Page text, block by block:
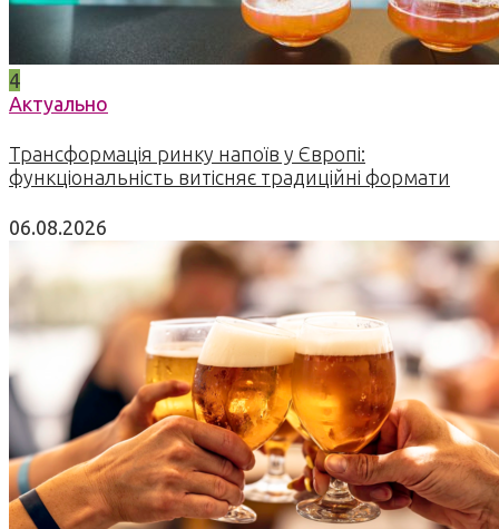
4
Актуально
Трансформація ринку напоїв у Європі:
функціональність витісняє традиційні формати
06.08.2026